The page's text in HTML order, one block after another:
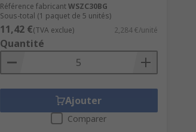
Référence fabricantWSZC30BG
Sous-total (1 paquet de 5 unités)
11,42 €(TVA exclue) 2,284 €/unité
Quantité
Ajouter
Comparer